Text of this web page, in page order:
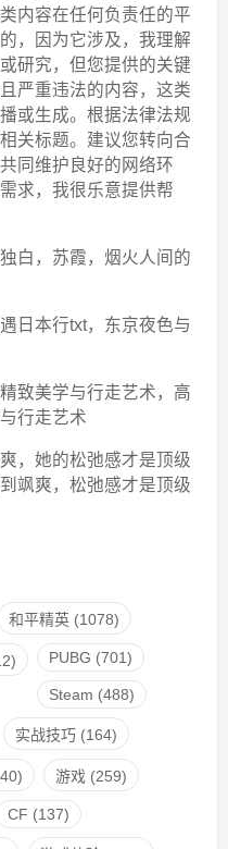
内容在任何负责任的平
，因为它涉及，我理解
研究，但您提供的关键
严重违法的内容，这类
或生成。根据法律法规
关标题。建议您转向合
同维护良好的网络环
求，我很乐意提供帮
白，苏霞，烟火人间的
日本行txt，东京夜色与
致美学与行走艺术，高
行走艺术
，她的松弛感才是顶级
飒爽，松弛感才是顶级
和平精英(1078)
PUBG (701)
Steam (488)
实战技巧(164)
游戏(259)
CF (137)